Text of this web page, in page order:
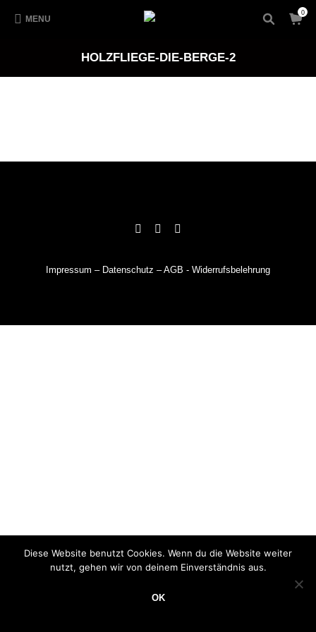
MENU
0
HOLZFLIEGE-DIE-BERGE-2
Impressum – Datenschutz –AGB - Widerrufsbelehrung
Diese Website benutzt Cookies. Wenn du die Website weiter
nutzt, gehen wir von deinem Einverständnis aus.
OK